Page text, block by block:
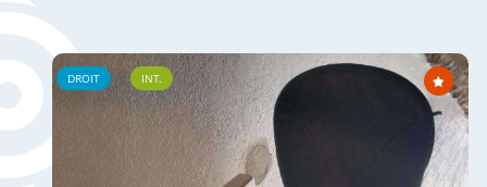
DROIT INT.